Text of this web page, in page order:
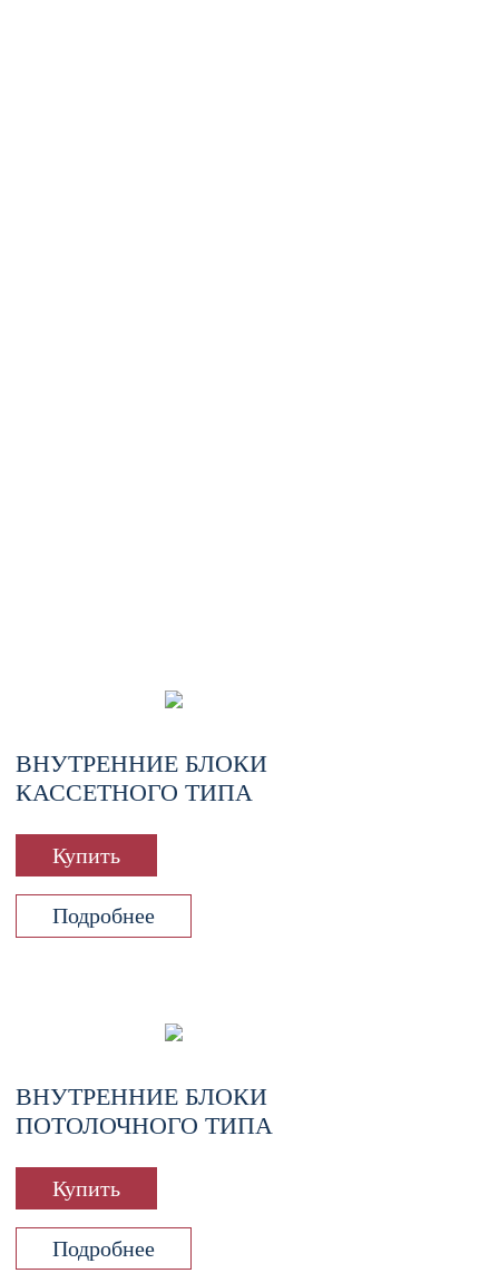
ВНУТРЕННИЕ БЛОКИ
КАССЕТНОГО ТИПА
Купить
Подробнее
ВНУТРЕННИЕ БЛОКИ
ПОТОЛОЧНОГО ТИПА
Купить
Подробнее